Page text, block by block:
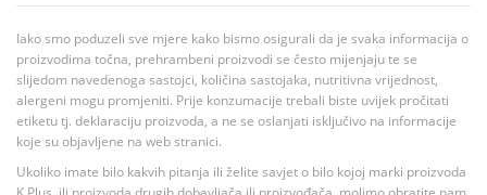
Iako smo poduzeli sve mjere kako bismo osigurali da je svaka informacija o
proizvodima točna, prehrambeni proizvodi se često mijenjaju te se
slijedom navedenoga sastojci, količina sastojaka, nutritivna vrijednost,
alergeni mogu promjeniti. Prije konzumacije trebali biste uvijek pročitati
etiketu tj. deklaraciju proizvoda, a ne se oslanjati isključivo na informacije
koje su objavljene na web stranici.
Ukoliko imate bilo kakvih pitanja ili želite savjet o bilo kojoj marki proizvoda